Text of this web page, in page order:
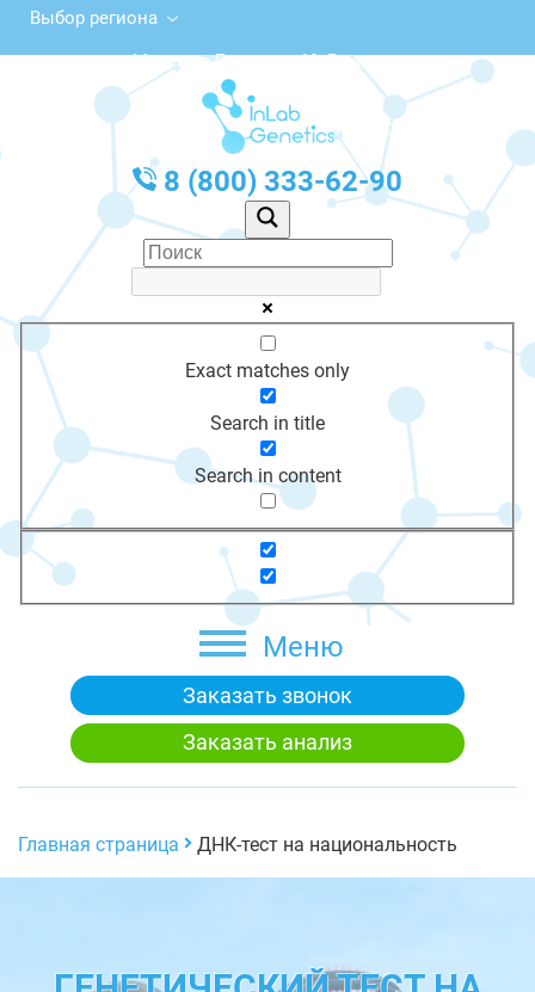
Выбор региона
ул. Максима Горького, 19, Реж
с 10:00 до 20:00
График работы: Пн-Пт с 10:00 до 20:00
8 (800) 333-62-90
Exact matches only
Search in title
Search in content
Меню
Заказать звонок
Заказать анализ
Главная страница ДНК-тест на национальность